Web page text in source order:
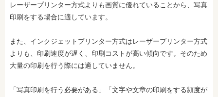
レーザープリンター方式よりも画質に優れていることから、写真
印刷をする場合に適しています。
また、インクジェットプリンター方式はレーザープリンター方式
よりも、印刷速度が遅く、印刷コストが高い傾向です。そのため
大量の印刷を行う際には適していません。
「写真印刷を行う必要がある」「文字や文章の印刷をする頻度が